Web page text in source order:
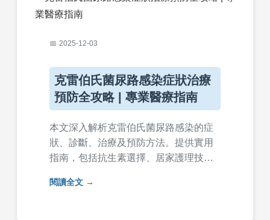
2025-12-03
克雷伯氏菌尿路感染症狀治療
預防全攻略 | 專業醫療指南
本文深入解析克雷伯氏菌尿路感染的症
狀、診斷、治療及預防方法。提供實用
指南，包括抗生素選擇、居家護理技
這種頑強細菌感染，避免復發。內容基
閱讀全文